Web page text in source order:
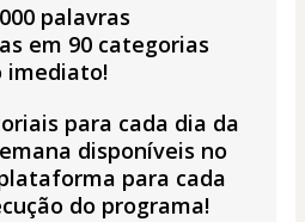
palavras
em 90 categorias
imediato!
para cada dia da
disponíveis no
para cada
do programa!